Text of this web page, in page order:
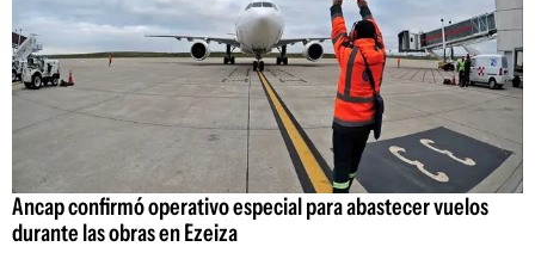
Ancap confirmó operativo especial para abastecer vuelos
durante las obras en Ezeiza